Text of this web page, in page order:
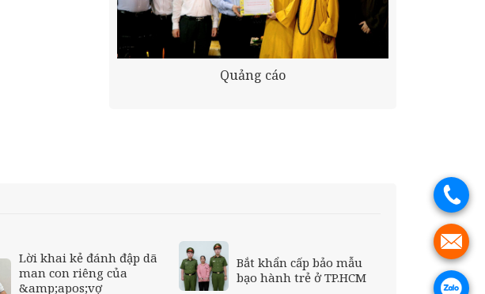
Quảng cáo
Lời khai kẻ đánh đập dã
man con riêng của
&amp;apos;vợ
Bắt khẩn cấp bảo mẫu
bạo hành trẻ ở TP.HCM
.
.
.